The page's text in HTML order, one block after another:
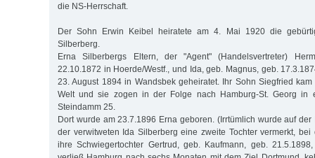
die NS-Herrschaft.
Der Sohn Erwin Keibel heiratete am 4. Mai 1920 die
Silberberg.
Erna Silberbergs Eltern, der "Agent" (Handelsvertreter)
22.10.1872 in Hoerde/Westf., und Ida, geb. Magnus, geb.
23. August 1894 in Wandsbek geheiratet. Ihr Sohn Siegfried
Welt und sie zogen in der Folge nach Hamburg-St. Georg in
Steindamm 25.
Dort wurde am 23.7.1896 Erna geboren. (Irrtümlich wurde auf der
der verwitweten Ida Silberberg eine zweite Tochter vermerkt,
ihre Schwiegertochter Gertrud, geb. Kaufmann, geb.